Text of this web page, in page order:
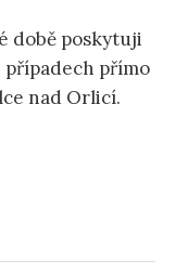
době poskytuji
přímo
nad Orlicí.